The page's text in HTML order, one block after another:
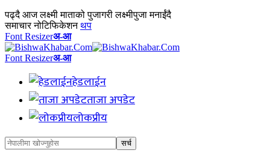
पढ्दै आज लक्ष्मी माताको पुजागरी लक्ष्मीपुजा मनाईंदै
समाचार नोटिफिकेशन थप
Font Resizerअ-आ
Font Resizerअ-आ
हेडलाईन
ताजा अपडेट
लोकप्रीय